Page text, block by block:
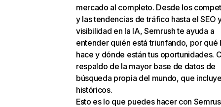
mercado al completo. Desde los
y las tendencias de tráfico hasta el SEO
visibilidad en la IA, Semrush te ayuda a
entender quién está triunfando, por qué
hace y dónde están tus oportunidades.
respaldo de la mayor base de datos de
búsqueda propia del mundo, que
históricos.
Esto es lo que puedes hacer con